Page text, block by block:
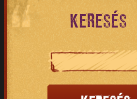
KERESÉS